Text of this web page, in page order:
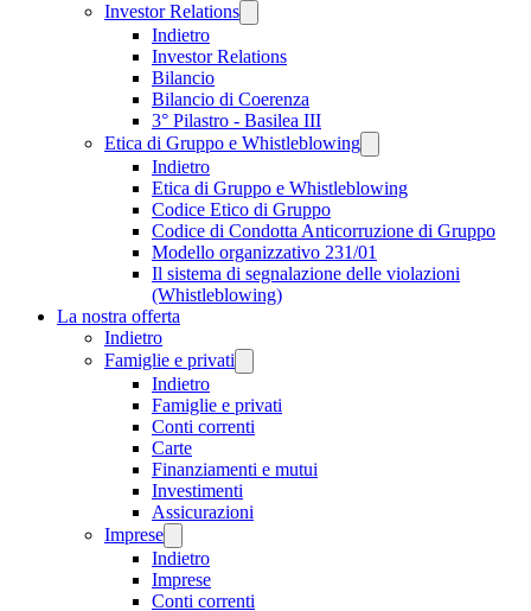
Investor Relations
Indietro
Investor Relations
Bilancio
Bilancio di Coerenza
3° Pilastro - Basilea III
Etica di Gruppo e Whistleblowing
Indietro
Etica di Gruppo e Whistleblowing
Codice Etico di Gruppo
Codice di Condotta Anticorruzione di Gruppo
Modello organizzativo 231/01
Il sistema di segnalazione delle violazioni
(Whistleblowing)
La nostra offerta
Indietro
Famiglie e privati
Indietro
Famiglie e privati
Conti correnti
Carte
Finanziamenti e mutui
Investimenti
Assicurazioni
Imprese
Indietro
Imprese
Conti correnti